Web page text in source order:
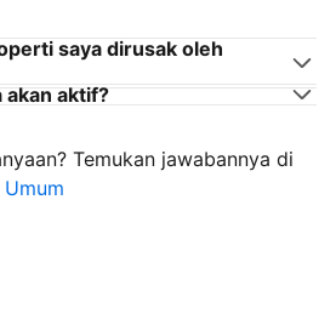
saya dirusak oleh
akan aktif?
Temukan jawabannya di